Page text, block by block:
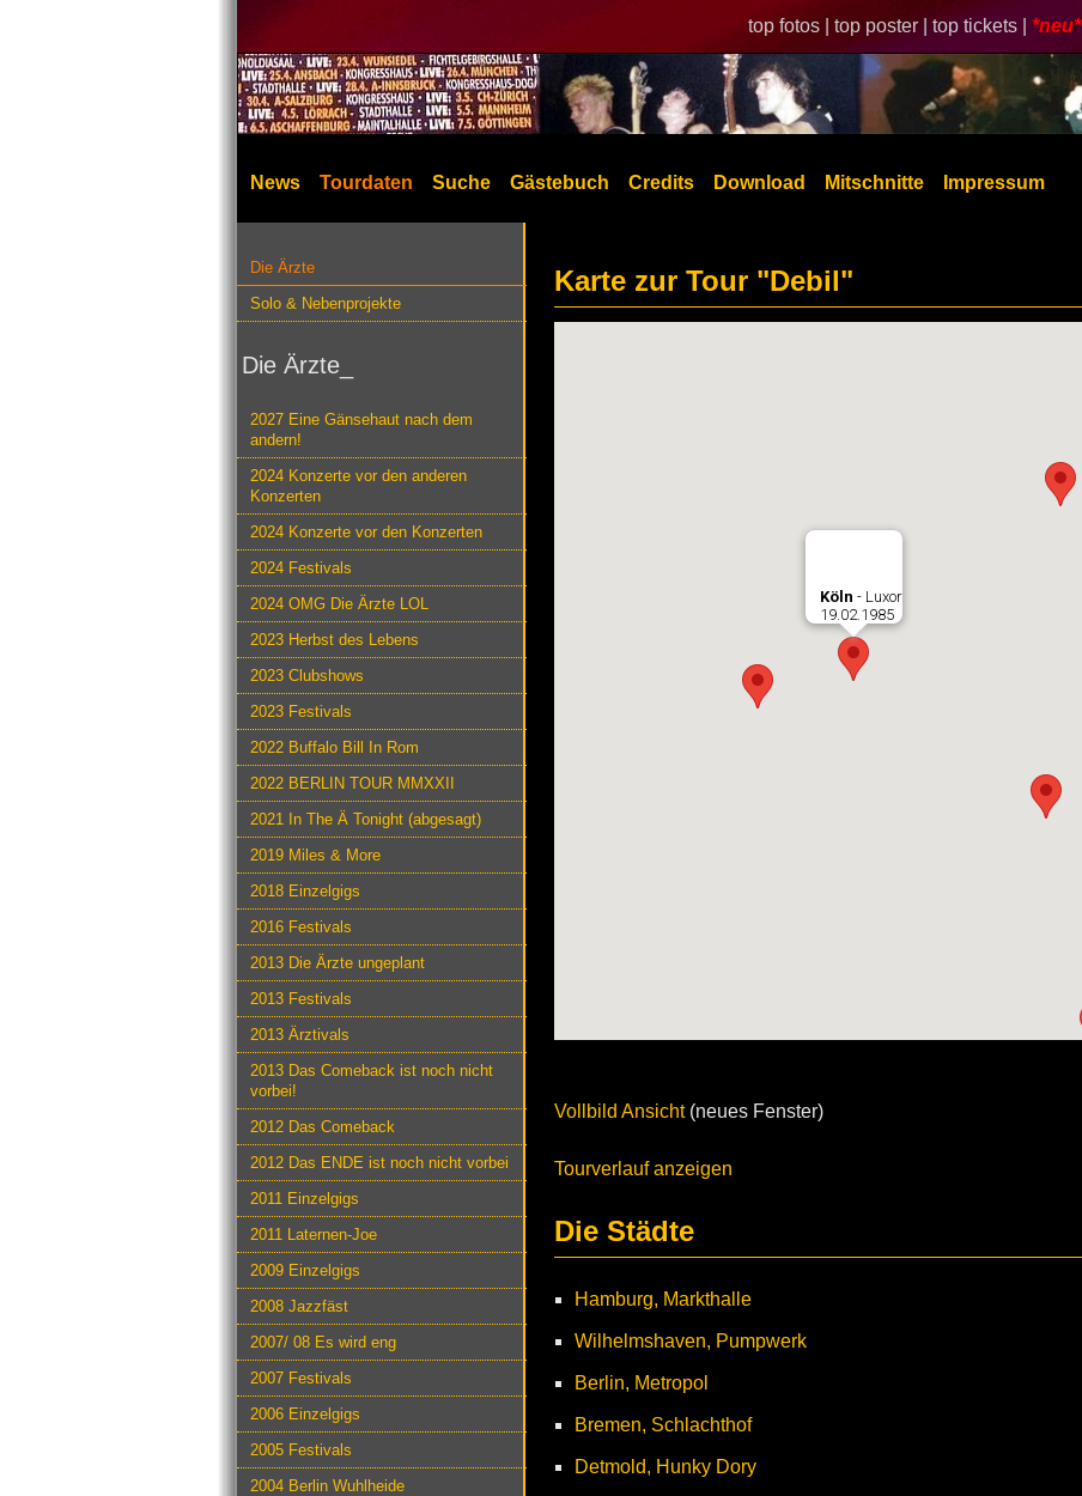
top fotos | top poster | top tickets | *neu*
News Tourdaten Suche Gästebuch Credits Download Mitschnitte Impressum
Die Ärzte
Solo & Nebenprojekte
Die Ärzte_
2027 Eine Gänsehaut nach dem
andern!
2024 Konzerte vor den anderen
Konzerten
2024 Konzerte vor den Konzerten
2024 Festivals
2024 OMG Die Ärzte LOL
2023 Herbst des Lebens
2023 Clubshows
2023 Festivals
2022 Buffalo Bill In Rom
2022 BERLIN TOUR MMXXII
2021 In The Ä Tonight (abgesagt)
2019 Miles & More
2018 Einzelgigs
2016 Festivals
2013 Die Ärzte ungeplant
2013 Festivals
2013 Ärztivals
2013 Das Comeback ist noch nicht
vorbei!
2012 Das Comeback
2012 Das ENDE ist noch nicht vorbei
2011 Einzelgigs
2011 Laternen-Joe
2009 Einzelgigs
2008 Jazzfäst
2007/ 08 Es wird eng
2007 Festivals
2006 Einzelgigs
2005 Festivals
2004 Berlin Wuhlheide
Karte zur Tour "Debil"
Köln - Luxor
19.02.1985
Vollbild Ansicht(neues Fenster)
Tourverlauf anzeigen
Die Städte
Hamburg, Markthalle
Wilhelmshaven, Pumpwerk
Berlin, Metropol
Bremen, Schlachthof
Detmold, Hunky Dory